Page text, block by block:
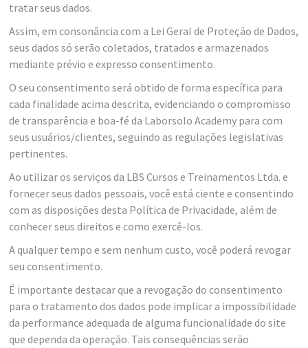
tratar seus dados.
Assim, em consonância com a Lei Geral de Proteção de Dados,
seus dados só serão coletados, tratados e armazenados
mediante prévio e expresso consentimento.
O seu consentimento será obtido de forma específica para
cada finalidade acima descrita, evidenciando o compromisso
de transparência e boa-fé da Laborsolo Academy para com
seus usuários/clientes, seguindo as regulações legislativas
pertinentes.
Ao utilizar os serviços da LBS Cursos e Treinamentos Ltda. e
fornecer seus dados pessoais, você está ciente e consentindo
com as disposições desta Política de Privacidade, além de
conhecer seus direitos e como exercê-los.
A qualquer tempo e sem nenhum custo, você poderá revogar
seu consentimento.
É importante destacar que a revogação do consentimento
para o tratamento dos dados pode implicar a impossibilidade
da performance adequada de alguma funcionalidade do site
que dependa da operação. Tais consequências serão